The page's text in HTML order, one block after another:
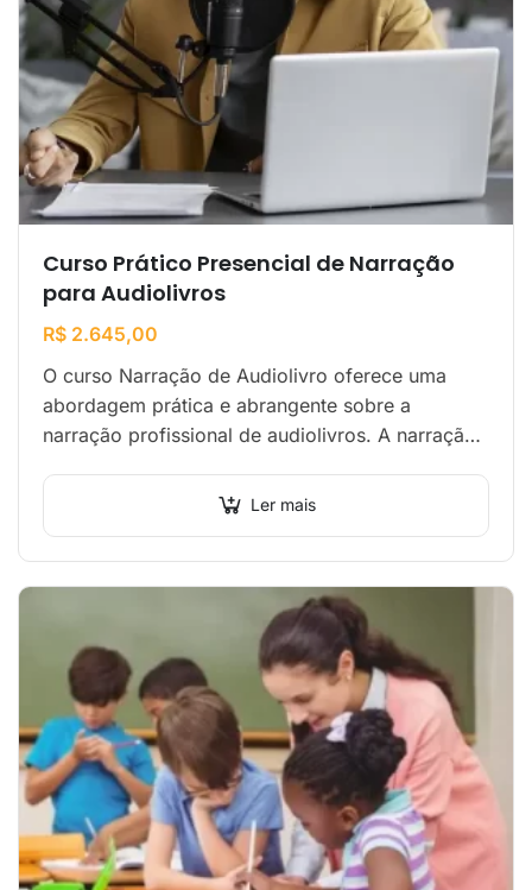
Curso Prático Presencial de Narração
para Audiolivros
R$ 2.645,00
O curso Narração de Audiolivro oferece uma
abordagem prática e abrangente sobre a
narração profissional de audiolivros. A narração
Ler mais